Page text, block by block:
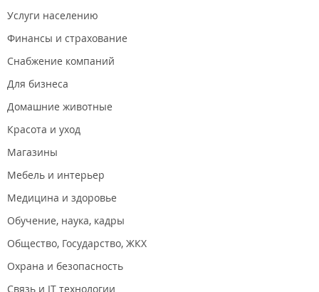
Услуги населению
Финансы и страхование
Снабжение компаний
Для бизнеса
Домашние животные
Красота и уход
Магазины
Мебель и интерьер
Медицина и здоровье
Обучение, наука, кадры
Общество, Государство, ЖКХ
Охрана и безопасность
Связь и IT технологии